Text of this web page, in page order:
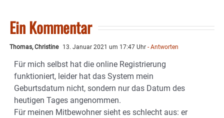
Ein Kommentar
Thomas, Christine 13. Januar 2021 um 17:47 Uhr - Antworten
Für mich selbst hat die online Registrierung
funktioniert, leider hat das System mein
Geburtsdatum nicht, sondern nur das Datum des
heutigen Tages angenommen.
Für meinen Mitbewohner sieht es schlecht aus: er